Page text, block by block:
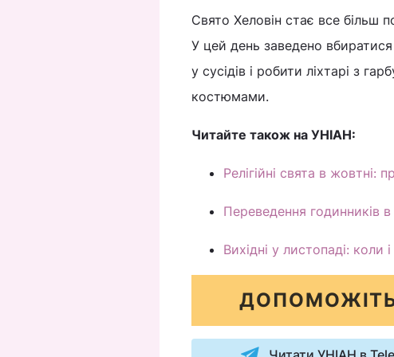
Свято Хеловін стає все більш
У цей день заведено
у сусідів і робити ліхтарі з
костюмами.
Читайте також на УНІАН:
Релігійні свята в жовтні:
Переведення годинників
Вихідні у листопаді: коли